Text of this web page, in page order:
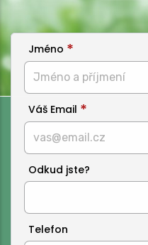
Jméno
Váš Email
Odkud jste?
Telefon